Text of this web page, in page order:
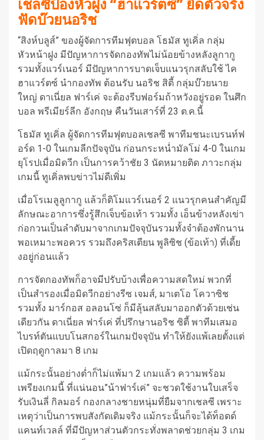
เชลซีป้องหัวฝูง “ฮาแวร์ตซ์” ยึดตัวจริง
ฟัดบ๊วยนอริช
“สิงห์บลูส์” ของผู้จัดการทีมฟุตบอล โธมัส ทูเคิ่ล กลุ่ม
หัวหน้าฝูง มีปัญหาการจัดกองทัพไม่น้อยข้างหลังลูกากู
รวมทั้งแวร์เนอร์ มีปัญหาการบาดเจ็บแนวรุกสลับใช้ ไค
ฮาแวร์ตซ์ นำกองทัพ ต้อนรับ นอริช สิตี้ กลุ่มบ๊วยนาย
ใหญ่ ดาเนี่ยล ฟาร์เค่ จะต้องรีบฟอร์มถ้าหวังอยู่รอด ในศึก
บอล พรีเมียร์ลีก อังกฤษ คืนวันเสาร์ที่ 23 ต.ค.นี้
โธมัส ทูเคิ่ล ผู้จัดการทีมฟุตบอลเชลซี พาทีมชนะเบรนท์ฟ
อร์ด 1-0 ในเกมลีกปัจจุบัน ก่อนกระหน่ำมัลโม่ 4-0 ในเกม
ยุโรปเมื่อมิดวีก เป็นการคว้าชัย 3 นัดหมายติด ภาวะกลุ่ม
เกมนี้ ทูเคิ่ลพบข่าวไม่ดีเพิ่ม
เมื่อโรเมลูลูกากู แล้วก็ติโมแวร์เนอร์ 2 แนวรุกคนสำคัญมี
ลักษณะอาการซึ่งรู้สึกเจ็บข้อเท้า รวมทั้ง เอ็นข้างหลังเข่า
ก่อกวนเป็นลำดับมาจากเกมปัจจุบันรวมทั้งจำต้องพักนาน
พอเหมาะพอควร รวมถึงคริสเตียน พูลิซิช (ข้อเท้า) ที่เดี้ย
งอยู่ก่อนแล้ว
การจัดกองทัพก็อาจมีปรับบ้างเพื่อความสดใหม่ พวกที่
เป็นสำรองเมื่อมิดวีกอย่างรีซ เจมส์, มาเตโอ โควาซิช
รวมทั้ง มาร์กอส อลอนโซ่ ก็มีลุ้นสลับมาออกตัวด้วยเช่น
เดียวกัน ดาเนี่ยล ฟาร์เค่ ที่ปรึกษานอริช ซิตี้ พาทีมเสมอ
ไบรท์ตันแบบโนสกอร์ในเกมปัจจุบัน ทำให้ยังแพ้เลยตั้งแต่
เปิดฤดูกาลมา 8 เกม
แม้กระนั้นอย่างต่ำก็ไม่แพ้มา 2 เกมแล้ว ความพร้อม
เพรียงเกมนี้ ที่แน่นอน”น้าฟาร์เค่” จะชวดใช้งานใบเสร็จ
รับเงินลี่ กิลมอร์ กองกลางชายหนุ่มที่ยืมจากเชลซี เพราะ
เหตุว่าเป็นการพบสังกัดเดิมจริง แม้กระนั้นก็จะได้ท็อดด์
แคนท์เวลล์ ที่มีปัญหาส่วนตัวกระทั่งพลาดช่วยกลุ่ม 3 เกม